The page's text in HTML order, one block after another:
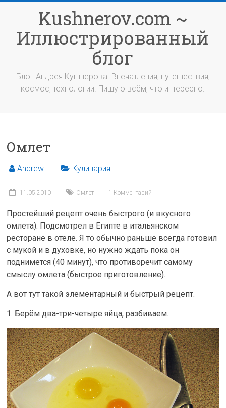
содержимомуKushnerov.com ~
Иллюстрированный
блог
Блог Андрея Кушнерова. Впечатления, путешествия,
космос, технологии. Пишу о всём, что интересно.
Омлет
Andrew Кулинария
11.05.2010 Омлет 1 Комментарий
Простейший рецепт очень быстрого (и вкусного
омлета). Подсмотрел в Египте в итальянском
ресторане в отеле. Я то обычно раньше всегда готовил
с мукой и в духовке, но нужно ждать пока он
поднимется (40 минут), что противоречит самому
смыслу омлета (быстрое приготовление).
А вот тут такой элементарный и быстрый рецепт.
1. Берём два-три-четыре яйца, разбиваем.